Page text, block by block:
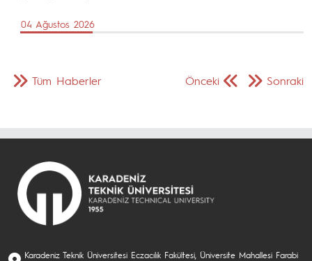
04 Ağustos 2026
Önceki Sonraki
Tüm Haberler
Karadeniz Teknik Üniversitesi Eczacılık Fakültesi, Üniversite Mahallesi Farabi